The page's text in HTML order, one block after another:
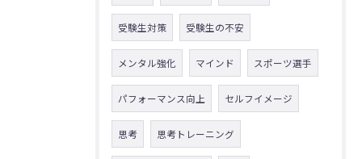
受験生対策 受験生の不安
メンタル強化 マインド スポーツ選手
パフォーマンス向上 セルフイメージ
思考 思考トレーニング